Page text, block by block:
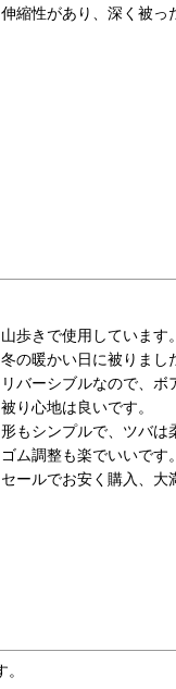
伸縮性があり、深く被っ
山歩きで使用しています。
冬の暖かい日に被りまし
リバーシブルなので、
被り心地は良いです。
形もシンプルで、ツバは
ゴム調整も楽でいいです。
セールでお安く購入、大